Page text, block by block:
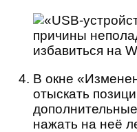
В окне
отыскать
нажать на неё